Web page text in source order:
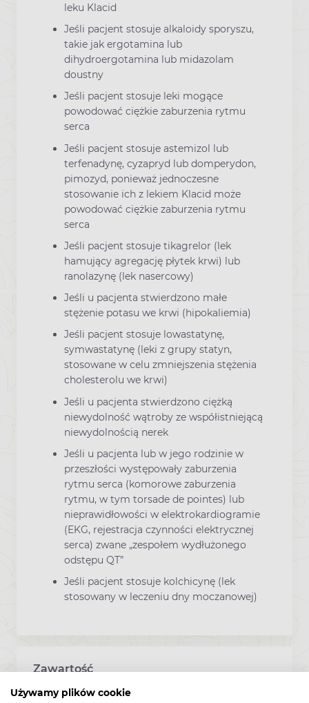
Używamy plików cookie
leku Klacid
Jeśli pacjent stosuje alkaloidy sporyszu,
takie jak ergotamina lub
dihydroergotamina lub midazolam
doustny
Jeśli pacjent stosuje leki mogące
powodować ciężkie zaburzenia rytmu
serca
Jeśli pacjent stosuje astemizol lub
terfenadynę, cyzapryd lub domperydon,
pimozyd, ponieważ jednoczesne
stosowanie ich z lekiem Klacid może
powodować ciężkie zaburzenia rytmu
serca
Jeśli pacjent stosuje tikagrelor (lek
hamujący agregację płytek krwi) lub
ranolazynę (lek nasercowy)
Jeśli u pacjenta stwierdzono małe
stężenie potasu we krwi (hipokaliemia)
Jeśli pacjent stosuje lowastatynę,
symwastatynę (leki z grupy statyn,
stosowane w celu zmniejszenia stężenia
cholesterolu we krwi)
Jeśli u pacjenta stwierdzono ciężką
niewydolność wątroby ze współistniejącą
niewydolnością nerek
Jeśli u pacjenta lub w jego rodzinie w
przeszłości występowały zaburzenia
rytmu serca (komorowe zaburzenia
rytmu, w tym torsade de pointes) lub
nieprawidłowości w elektrokardiogramie
(EKG, rejestracja czynności elektrycznej
serca) zwane „zespołem wydłużonego
odstępu QT”
Jeśli pacjent stosuje kolchicynę (lek
stosowany w leczeniu dny moczanowej)
Zawartość